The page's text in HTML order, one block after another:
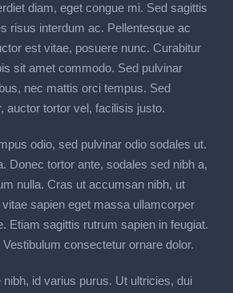
diam, eget congue mi. Sed sagittis
risus interdum ac. Pellentesque ac
est vitae, posuere nunc. Curabitur
sit amet commodo. Sed pulvinar
nec mattis orci tempus. Sed
auctor tortor vel, facilisis justo.
odio, sed pulvinar odio sodales ut.
Donec tortor ante, sodales sed nibh a,
nulla. Cras ut accumsan nibh, ut
sapien eget massa ullamcorper
Etiam sagittis rutrum sapien in feugiat.
consectetur ornare dolor.
id varius purus. Ut ultricies, dui